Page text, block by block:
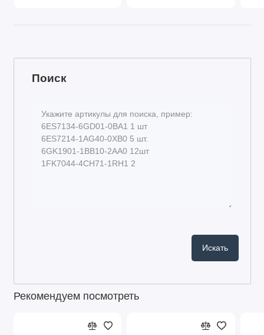
Поиск
Рекомендуем посмотреть